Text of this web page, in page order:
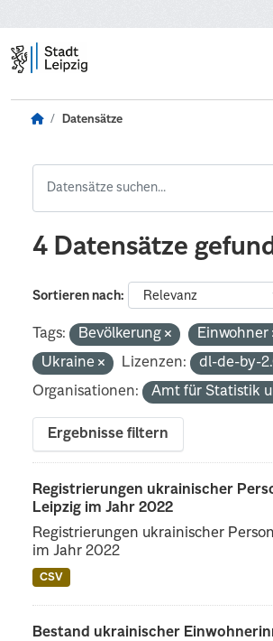
Datensätze
4 Datensätze
Sortieren nach
Tags: Bevölkerung
Einwohner
Ukraine
Lizenzen:
dl-de-by-
Organisationen:
Amt für Statistik
Ergebnisse filtern
Registrierungen ukrainischer
Leipzig im Jahr 2022
Registrierungen ukrainischer
im Jahr 2022
CSV
Bestand ukrainischer